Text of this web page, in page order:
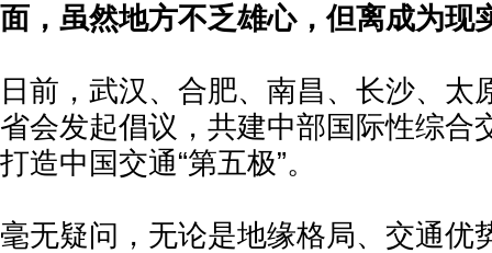
面，虽然地方不乏雄心，但离成为现
日前，武汉、合肥、南昌、长沙、太
省会发起倡议，共建中部国际性综合
打造中国交通“第五极”。
毫无疑问，无论是地缘格局、交通优